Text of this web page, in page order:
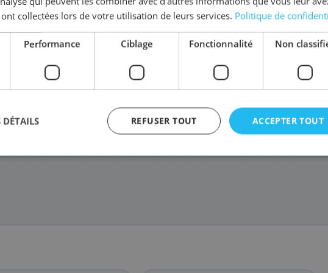
PFI-106PM
,68 €
collectées lors de votre utilisation de leurs services. Politique de
Performance Ciblage Fonctionnalité Non
ACCEPTER TOUT
REFUSER TOUT
DÉTAILS